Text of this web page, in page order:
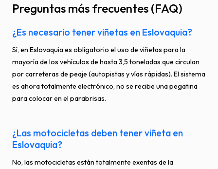
Preguntas más frecuentes (FAQ)
¿Es necesario tener viñetas en Eslovaquia?
Sí, en Eslovaquia es obligatorio el uso de viñetas para la
mayoría de los vehículos de hasta 3,5 toneladas que circulan
por carreteras de peaje (autopistas y vías rápidas). El sistema
es ahora totalmente electrónico, no se recibe una pegatina
para colocar en el parabrisas.
¿Las motocicletas deben tener viñeta en
Eslovaquia?
No, las motocicletas están totalmente exentas de la